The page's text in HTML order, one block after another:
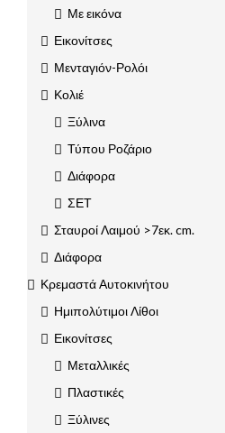
Με εικόνα
Εικονίτσες
Μενταγιόν-Ρολόι
Κολιέ
Ξύλινα
Τύπου Ροζάριο
Διάφορα
ΣΕΤ
Σταυροί Λαιμού >7εκ. cm.
Διάφορα
Κρεμαστά Αυτοκινήτου
Ημιπολύτιμοι Λίθοι
Εικονίτσες
Μεταλλικές
Πλαστικές
Ξύλινες